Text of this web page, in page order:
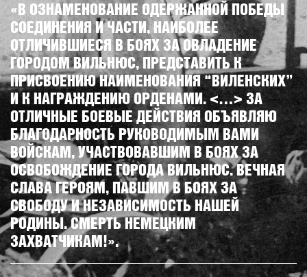
«В ОЗНАМЕНОВАНИЕ ОДЕРЖАННОЙ ПОБЕДЫ
СОЕДИНЕНИЯ И ЧАСТИ, НАИБОЛЕЕ
ОТЛИЧИВШИЕСЯ В БОЯХ ЗА ОВЛАДЕНИЕ
ГОРОДОМ ВИЛЬНЮС, ПРЕДСТАВИТЬ К
ПРИСВОЕНИЮ НАИМЕНОВАНИЯ “ВИЛЕНСКИХ”
И К НАГРАЖДЕНИЮ ОРДЕНАМИ. <…> ЗА
ОТЛИЧНЫЕ БОЕВЫЕ ДЕЙСТВИЯ ОБЪЯВЛЯЮ
БЛАГОДАРНОСТЬ РУКОВОДИМЫМ ВАМИ
ВОЙСКАМ, УЧАСТВОВАВШИМ В БОЯХ ЗА
ОСВОБОЖДЕНИЕ ГОРОДА ВИЛЬНЮС. ВЕЧНАЯ
СЛАВА ГЕРОЯМ, ПАВШИМ В БОЯХ ЗА
СВОБОДУ И НЕЗАВИСИМОСТЬ НАШЕЙ
РОДИНЫ. СМЕРТЬ НЕМЕЦКИМ
ЗАХВАТЧИКАМ!».